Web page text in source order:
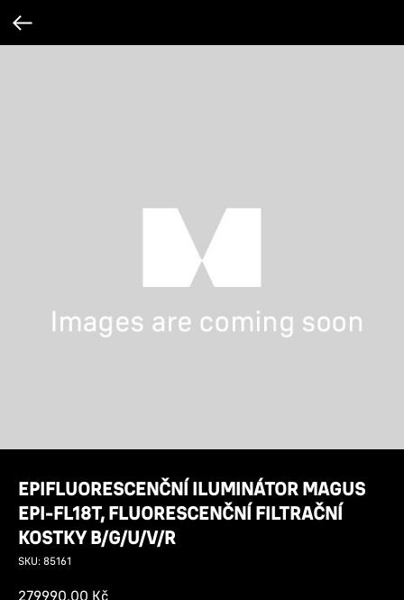
EPIFLUORESCENČNÍ ILUMINÁTOR MAGUS
EPI-FL18T, FLUORESCENČNÍ FILTRAČNÍ
KOSTKY B/G/U/V/R
SKU: 85161
279990,00 Kč